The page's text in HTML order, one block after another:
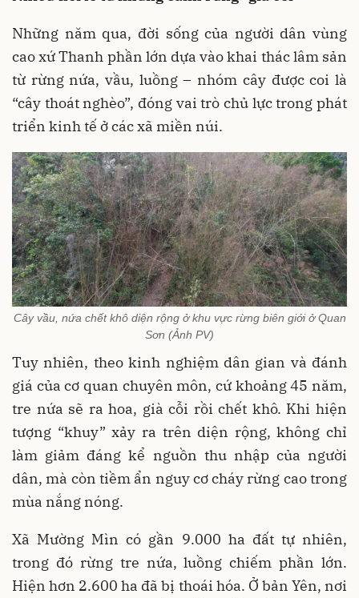
Những năm qua, đời sống của người dân vùng
cao xứ Thanh phần lớn dựa vào khai thác lâm sản
từ rừng nứa, vầu, luồng – nhóm cây được coi là
“cây thoát nghèo”, đóng vai trò chủ lực trong phát
triển kinh tế ở các xã miền núi.
Cây vầu, nứa chết khô diện rộng ở khu vực rừng biên giới ở Quan
Sơn (Ảnh PV)
Tuy nhiên, theo kinh nghiệm dân gian và đánh
giá của cơ quan chuyên môn, cứ khoảng 45 năm,
tre nứa sẽ ra hoa, già cỗi rồi chết khô. Khi hiện
tượng “khuy” xảy ra trên diện rộng, không chỉ
làm giảm đáng kể nguồn thu nhập của người
dân, mà còn tiềm ẩn nguy cơ cháy rừng cao trong
mùa nắng nóng.
Xã Mường Mìn có gần 9.000 ha đất tự nhiên,
trong đó rừng tre nứa, luồng chiếm phần lớn.
Hiện hơn 2.600 ha đã bị thoái hóa. Ở bản Yên, nơi